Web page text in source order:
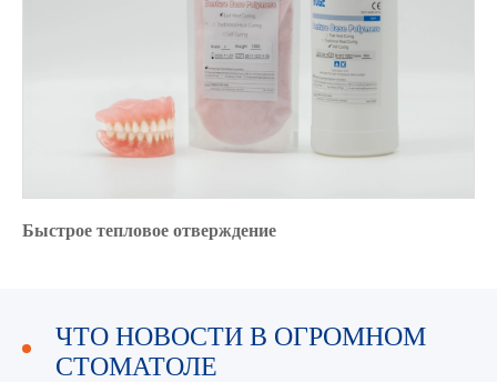
Быстрое тепловое отверждение
ЧТО НОВОСТИ В ОГРОМНОМ
СТОМАТОЛЕ